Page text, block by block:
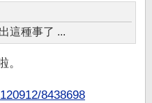
這種事了 ...
。
8438698